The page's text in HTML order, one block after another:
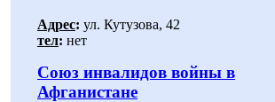
Адрес: ул. Кутузова, 42
тел: нет
Союз инвалидов войны в
Афганистане